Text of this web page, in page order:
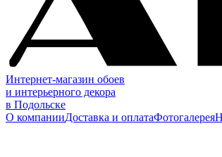
Интернет-магазин обоев
и интерьерного декора
в Подольске
О компанииДоставка и оплатаФотогалерея